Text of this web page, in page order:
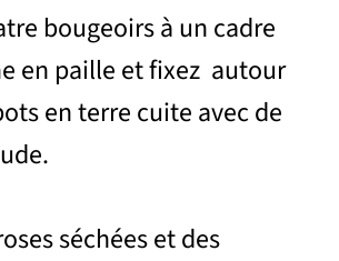
bougeoirs à un cadre
en paille et fixez autour
en terre cuite avec de
séchées et des